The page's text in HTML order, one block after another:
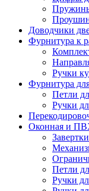
Доводчики
Фурнитура к
Ручки
Фурнитура
Петли
Ручки
Оконная и
Петли
Ручки